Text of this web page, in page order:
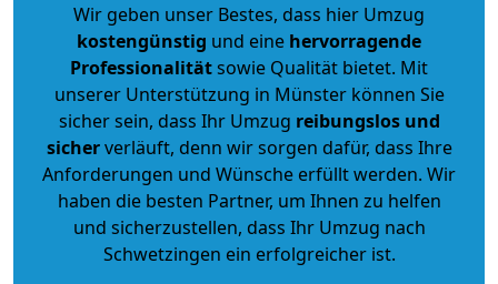
Wir geben unser Bestes, dass hier Umzug
kostengünstig und eine hervorragende
Professionalitätsowie Qualität bietet. Mit
unserer Unterstützung in Münster können Sie
sicher sein, dass Ihr Umzug reibungslos und
sicherverläuft, denn wir sorgen dafür, dass Ihre
Anforderungen und Wünsche erfüllt werden. Wir
haben die besten Partner, um Ihnen zu helfen
und sicherzustellen, dass Ihr Umzug nach
Schwetzingen ein erfolgreicher ist.